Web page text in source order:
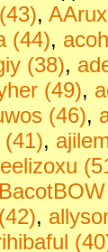
,
(44),
(38),
(49),
(46),
(41),
,